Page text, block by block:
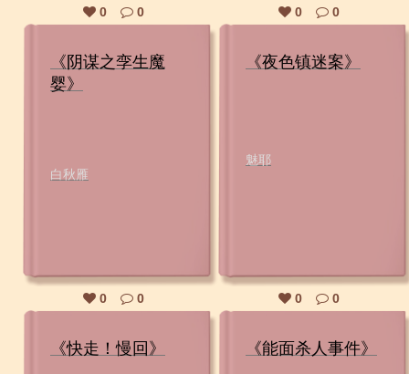
0 0 0 0
《阴谋之孪生魔
婴》
白秋雁
0 0
《夜色镇迷案》
魅耶
0 0
《快走！慢回》 《能面杀人事件》